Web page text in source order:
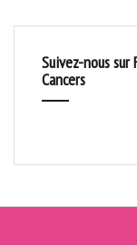
Suivez-nous
Cancers